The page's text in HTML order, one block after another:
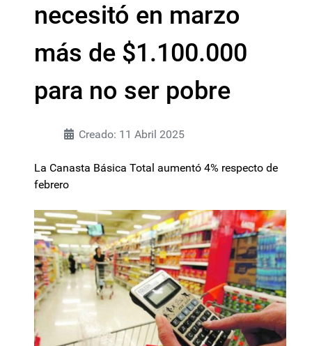
necesitó en marzo
más de $1.100.000
para no ser pobre
Creado: 11 Abril 2025
La Canasta Básica Total aumentó 4% respecto de
febrero